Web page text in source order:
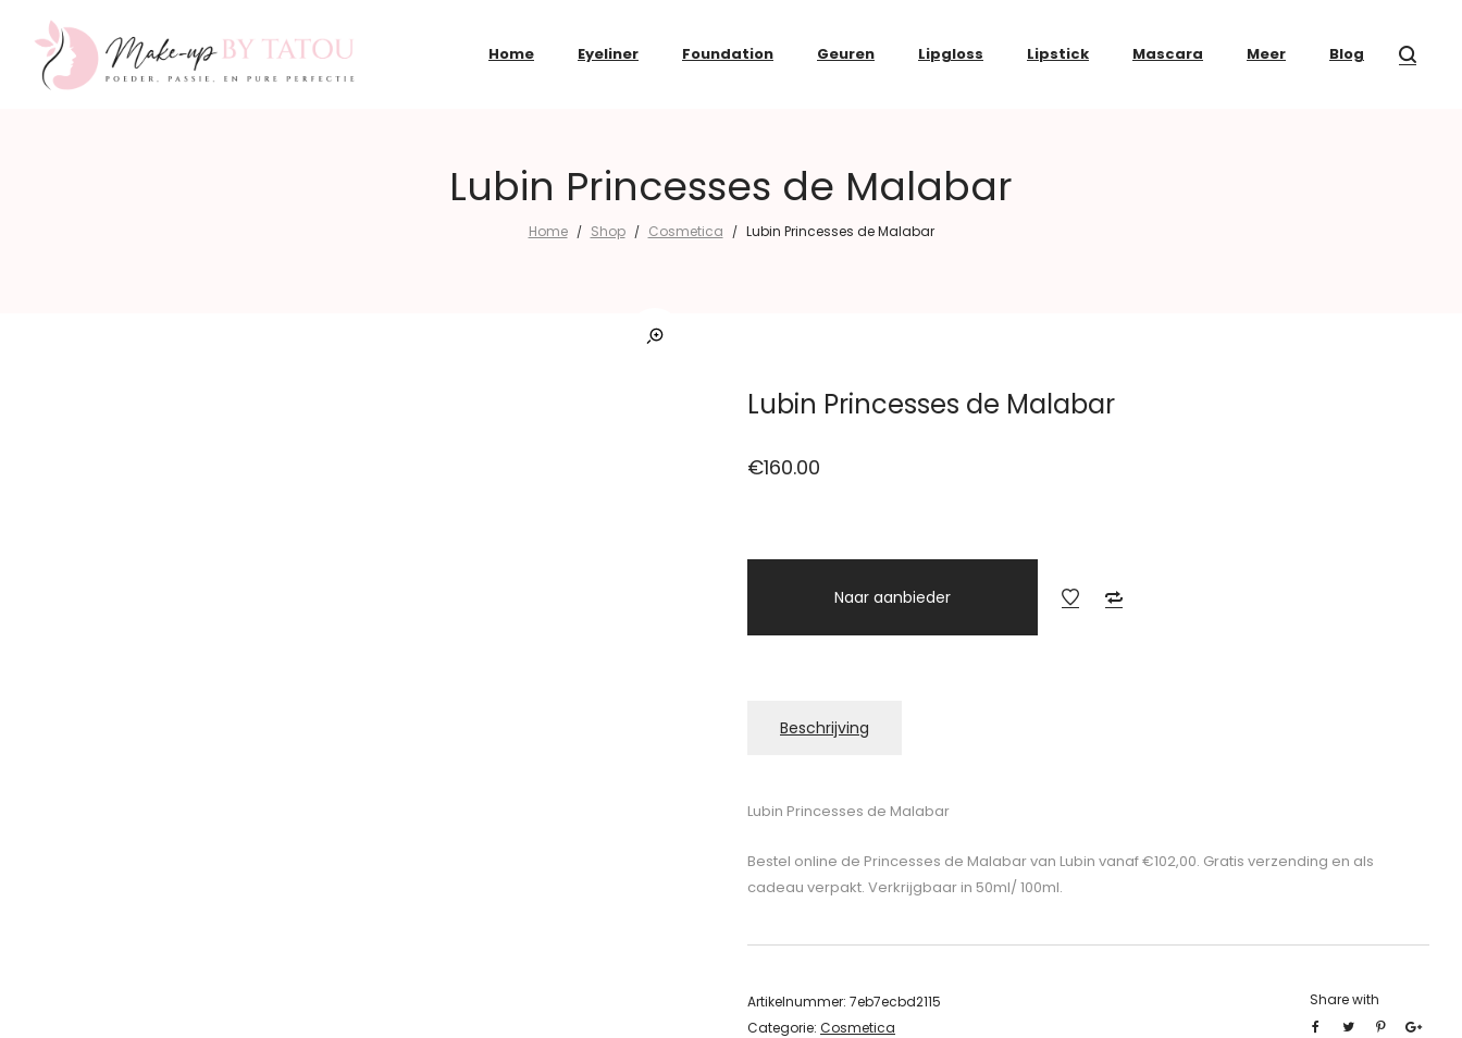
Home Eyeliner Foundation Geuren Lipgloss Lipstick Mascara Meer Blog
Lubin Princesses de Malabar
Home / Shop / Cosmetica / Lubin Princesses de Malabar
Lubin Princesses de Malabar
€160.00
Naar aanbieder
Beschrijving
Lubin Princesses de Malabar
Bestel online de Princesses de Malabar van Lubin vanaf €102,00. Gratis verzending en als
cadeau verpakt. Verkrijgbaar in 50ml/ 100ml.
Artikelnummer: 7eb7ecbd2115
Categorie: Cosmetica
Share with